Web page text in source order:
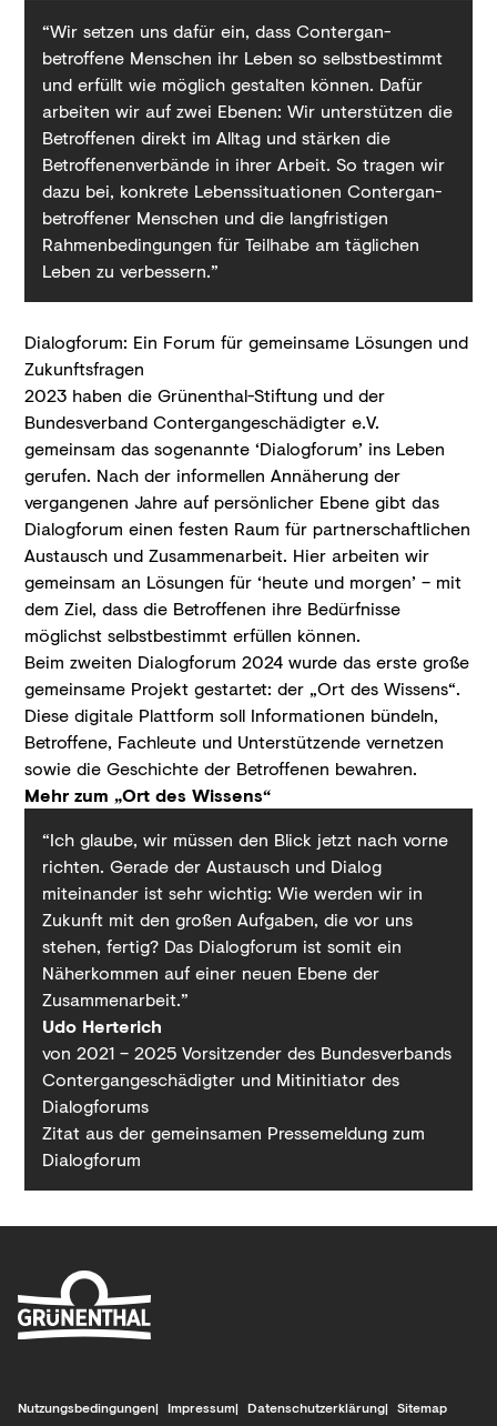
“Wir setzen uns dafür ein, dass Contergan-
betroffene Menschen ihr Leben so selbstbestimmt
und erfüllt wie möglich gestalten können. Dafür
arbeiten wir auf zwei Ebenen: Wir unterstützen die
Betroffenen direkt im Alltag und stärken die
Betroffenenverbände in ihrer Arbeit. So tragen wir
dazu bei, konkrete Lebenssituationen Contergan-
betroffener Menschen und die langfristigen
Rahmenbedingungen für Teilhabe am täglichen
Leben zu verbessern.”
Dialogforum: Ein Forum für gemeinsame Lösungen und
Zukunftsfragen
2023 haben die Grünenthal-Stiftung und der
Bundesverband Contergangeschädigter e.V.
gemeinsam das sogenannte ‘Dialogforum’ ins Leben
gerufen. Nach der informellen Annäherung der
vergangenen Jahre auf persönlicher Ebene gibt das
Dialogforum einen festen Raum für partnerschaftlichen
Austausch und Zusammenarbeit. Hier arbeiten wir
gemeinsam an Lösungen für ‘heute und morgen’ – mit
dem Ziel, dass die Betroffenen ihre Bedürfnisse
möglichst selbstbestimmt erfüllen können.
Beim zweiten Dialogforum 2024 wurde das erste große
gemeinsame Projekt gestartet: der „Ort des Wissens“.
Diese digitale Plattform soll Informationen bündeln,
Betroffene, Fachleute und Unterstützende vernetzen
sowie die Geschichte der Betroffenen bewahren.
Mehr zum „Ort des Wissens“
“Ich glaube, wir müssen den Blick jetzt nach vorne
richten. Gerade der Austausch und Dialog
miteinander ist sehr wichtig: Wie werden wir in
Zukunft mit den großen Aufgaben, die vor uns
stehen, fertig? Das Dialogforum ist somit ein
Näherkommen auf einer neuen Ebene der
Zusammenarbeit.”
Udo Herterich
von 2021 – 2025 Vorsitzender des Bundesverbands
Contergangeschädigter und Mitinitiator des
Dialogforums
Zitat aus der gemeinsamen Pressemeldung zum
Dialogforum
Nutzungsbe­dingungen Impressum Datenschutz­erklärung Sitemap